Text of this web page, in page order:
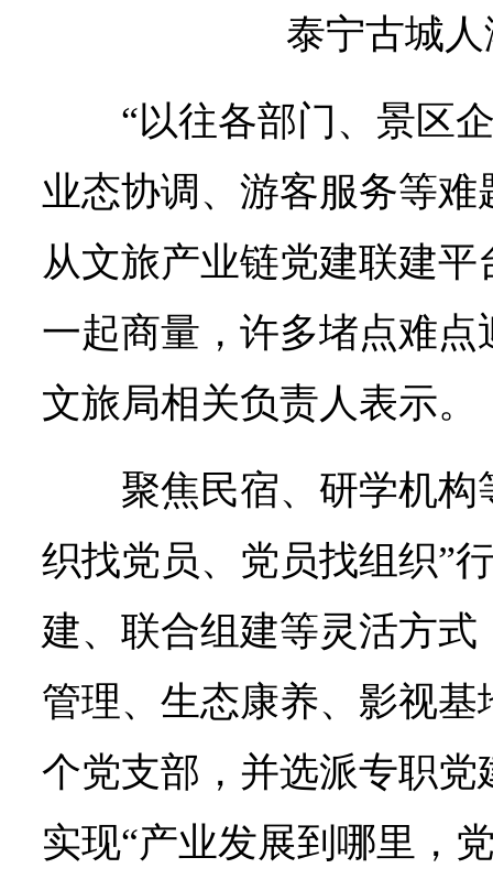
泰宁古城
“以往各部门、景区
业态协调、游客服务等
从文旅产业链党建联建
一起商量，许多堵点难点
文旅局相关负责人表示。
聚焦民宿、研学机构
织找党员、党员找组织”
建、联合组建等灵活方
管理、生态康养、影视基
个党支部，并选派专职
实现“产业发展到哪里，